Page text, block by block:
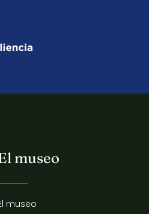
museo
museo